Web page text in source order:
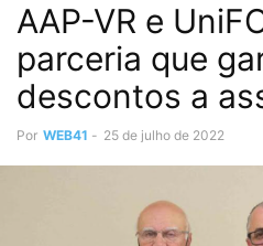
AAP-VR e
parceria que
descontos a
Por WEB41 - 25 de julho de 2022